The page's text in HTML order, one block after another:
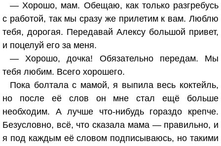
— Хорошо, мам. Обещаю, как только разгребусь
с работой, так мы сразу же прилетим к вам. Люблю
тебя, дорогая. Передавай Алексу большой привет,
и поцелуй его за меня.
— Хорошо, дочка! Обязательно передам. Мы
тебя любим. Всего хорошего.
Пока болтала с мамой, я выпила весь коктейль,
но после её слов он мне стал ещё больше
необходим. А лучше что-нибудь гораздо крепче.
Безусловно, всё, что сказала мама — правильно, и
я под каждым её словом подписываюсь, но такими